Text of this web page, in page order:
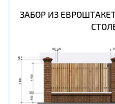
ЗАБОР ИЗ